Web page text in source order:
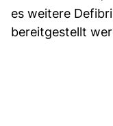
es weitere
bereitgestellt